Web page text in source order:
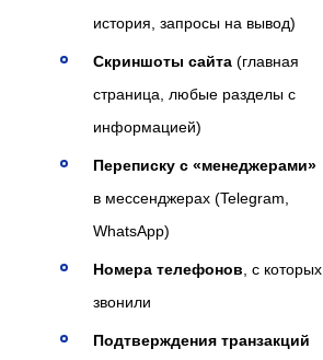
история, запросы на вывод)
Скриншоты сайта (главная
страница, любые разделы с
информацией)
Переписку с «менеджерами»
в мессенджерах (Telegram,
WhatsApp)
Номера телефонов , с которых
звонили
Подтверждения транзакций